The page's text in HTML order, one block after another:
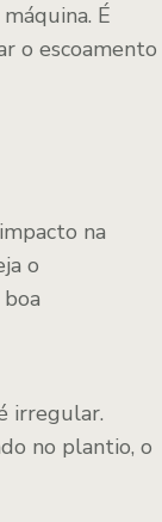
É
o escoamento
na
o
irregular.
no plantio, o